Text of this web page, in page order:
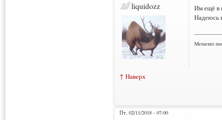
liquidozz
Им ещё в
Надеюсь
Memento
↑ Наверх
Пт, 02/11/2018 - 07:00